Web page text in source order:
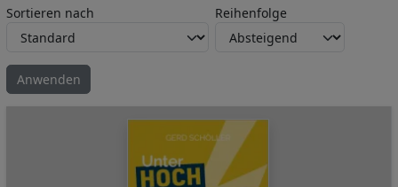
Sortieren nach Reihenfolge